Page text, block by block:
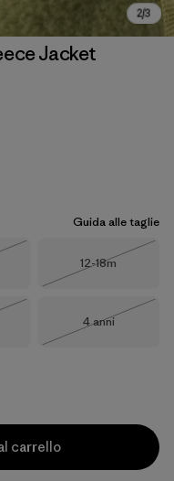
Jacket
Guida alle taglie
Taglia
12-18m
Taglia
4 anni
carrello